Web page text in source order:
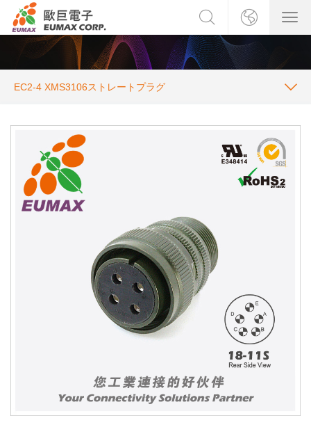
EC2-4 XMS3106ストレートプラグ